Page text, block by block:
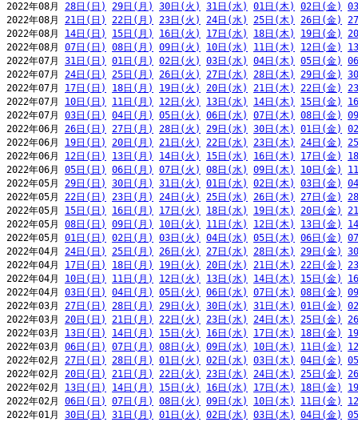
2022年08月 28日(日) 29日(月) 30日(火) 31日(水) 01日(木) 02日(金)
2022年08月 21日(日) 22日(月) 23日(火) 24日(水) 25日(木) 26日(金)
2022年08月 14日(日) 15日(月) 16日(火) 17日(水) 18日(木) 19日(金)
2022年08月 07日(日) 08日(月) 09日(火) 10日(水) 11日(木) 12日(金)
2022年07月 31日(日) 01日(月) 02日(火) 03日(水) 04日(木) 05日(金)
2022年07月 24日(日) 25日(月) 26日(火) 27日(水) 28日(木) 29日(金)
2022年07月 17日(日) 18日(月) 19日(火) 20日(水) 21日(木) 22日(金)
2022年07月 10日(日) 11日(月) 12日(火) 13日(水) 14日(木) 15日(金)
2022年07月 03日(日) 04日(月) 05日(火) 06日(水) 07日(木) 08日(金)
2022年06月 26日(日) 27日(月) 28日(火) 29日(水) 30日(木) 01日(金)
2022年06月 19日(日) 20日(月) 21日(火) 22日(水) 23日(木) 24日(金)
2022年06月 12日(日) 13日(月) 14日(火) 15日(水) 16日(木) 17日(金)
2022年06月 05日(日) 06日(月) 07日(火) 08日(水) 09日(木) 10日(金)
2022年05月 29日(日) 30日(月) 31日(火) 01日(水) 02日(木) 03日(金)
2022年05月 22日(日) 23日(月) 24日(火) 25日(水) 26日(木) 27日(金)
2022年05月 15日(日) 16日(月) 17日(火) 18日(水) 19日(木) 20日(金)
2022年05月 08日(日) 09日(月) 10日(火) 11日(水) 12日(木) 13日(金)
2022年05月 01日(日) 02日(月) 03日(火) 04日(水) 05日(木) 06日(金)
2022年04月 24日(日) 25日(月) 26日(火) 27日(水) 28日(木) 29日(金)
2022年04月 17日(日) 18日(月) 19日(火) 20日(水) 21日(木) 22日(金)
2022年04月 10日(日) 11日(月) 12日(火) 13日(水) 14日(木) 15日(金)
2022年04月 03日(日) 04日(月) 05日(火) 06日(水) 07日(木) 08日(金)
2022年03月 27日(日) 28日(月) 29日(火) 30日(水) 31日(木) 01日(金)
2022年03月 20日(日) 21日(月) 22日(火) 23日(水) 24日(木) 25日(金)
2022年03月 13日(日) 14日(月) 15日(火) 16日(水) 17日(木) 18日(金)
2022年03月 06日(日) 07日(月) 08日(火) 09日(水) 10日(木) 11日(金)
2022年02月 27日(日) 28日(月) 01日(火) 02日(水) 03日(木) 04日(金)
2022年02月 20日(日) 21日(月) 22日(火) 23日(水) 24日(木) 25日(金)
2022年02月 13日(日) 14日(月) 15日(火) 16日(水) 17日(木) 18日(金)
2022年02月 06日(日) 07日(月) 08日(火) 09日(水) 10日(木) 11日(金)
2022年01月 30日(日) 31日(月) 01日(火) 02日(水) 03日(木) 04日(金)